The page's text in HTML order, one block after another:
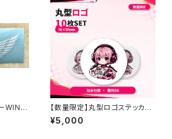
WING
【数量限定】丸型ロゴステッカー
豪華10枚セット｜chihodaオリ
ジナル｜防水・屋外OK
¥5,000